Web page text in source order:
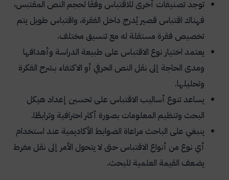
توجد تصنيفات أخرى للاقتباس وفقًا لحجم النص المقتبس،
فهناك اقتباس قصير يُدرج داخل الفقرة، واقتباس طويل يتم
تخصيص فقرة مستقلة له مع تنسيق مختلف.
يعتمد اختيار نوع الاقتباس على طبيعة الدراسة وأهدافها
ومدى الحاجة إلى نقل النص الحرفي أو الاكتفاء بشرح الفكرة
وتحليلها.
يساعد تنوع أساليب الاقتباس على تحسين إعداد هيكل
البحث وتنظيم المعلومات بصورة أكثر احترافية وترابطًا.
ينبغي على الباحث مراعاة الضوابط الأكاديمية عند استخدام
أي نوع من أنواع الاقتباس حتى لا يتحول الأمر إلى نقل مفرط
يضعف القيمة العلمية للبحث.